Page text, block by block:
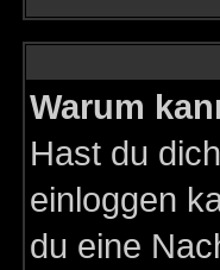
Warum
Hast du
einloggen
du eine